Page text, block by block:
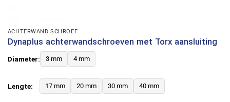
ACHTERWAND SCHROEF
Dynaplus achterwandschroeven met Torx aansluiting
Diameter: 3 mm 4 mm
Lengte: 17 mm 20 mm 30 mm 40 mm